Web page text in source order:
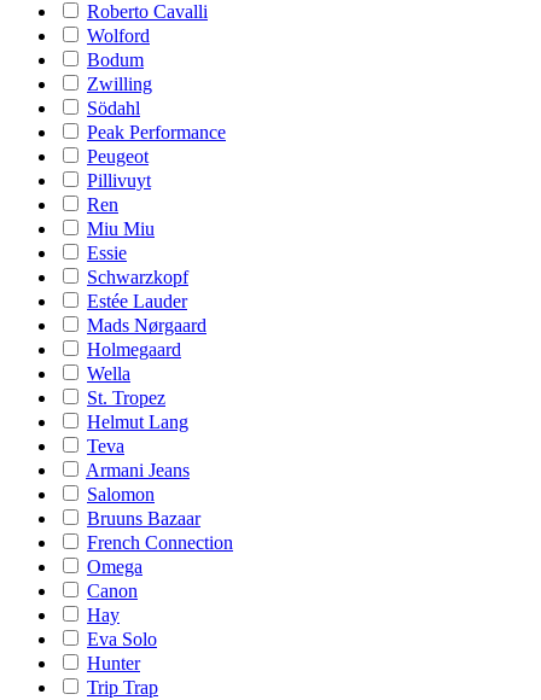
Roberto Cavalli
Wolford
Bodum
Zwilling
Södahl
Peak Performance
Peugeot
Pillivuyt
Ren
Miu Miu
Essie
Schwarzkopf
Estée Lauder
Mads Nørgaard
Holmegaard
Wella
St. Tropez
Helmut Lang
Teva
Armani Jeans
Salomon
Bruuns Bazaar
French Connection
Omega
Canon
Hay
Eva Solo
Hunter
Trip Trap